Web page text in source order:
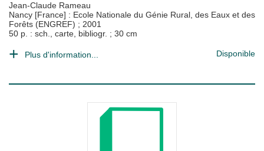
Jean-Claude Rameau
Nancy [France] : Ecole Nationale du Génie Rural, des Eaux et des
Forêts (ENGREF) ; 2001
50 p. : sch., carte, bibliogr. ; 30 cm
Plus d'information... Disponible